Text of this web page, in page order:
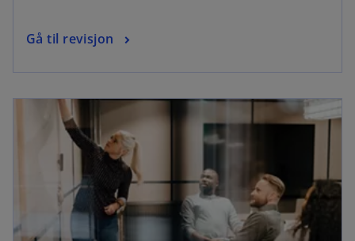
Gå til revisjon